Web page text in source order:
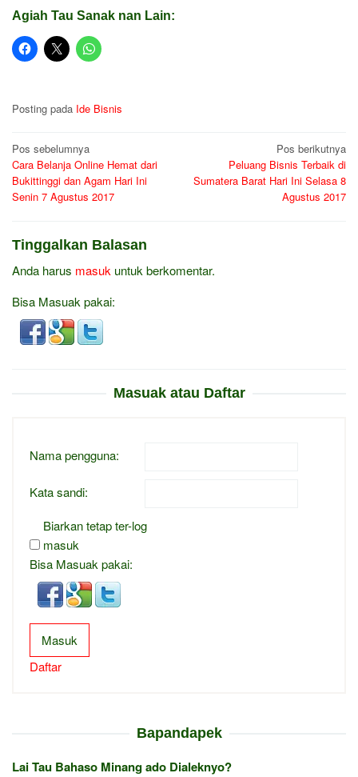
Agiah Tau Sanak nan Lain:
Posting pada Ide Bisnis
Navigasi
pos
Pos sebelumnya
Cara Belanja Online Hemat dari
Bukittinggi dan Agam Hari Ini
Senin 7 Agustus 2017
Pos berikutnya
Peluang Bisnis Terbaik di
Sumatera Barat Hari Ini Selasa 8
Agustus 2017
Tinggalkan Balasan
Anda harus masuk untuk berkomentar.
Bisa Masuak pakai:
Masuak atau Daftar
Nama pengguna:
Kata sandi:
Biarkan tetap ter-log
masuk
Bisa Masuak pakai:
Masuk
Daftar
Bapandapek
Lai Tau Bahaso Minang ado Dialeknyo?